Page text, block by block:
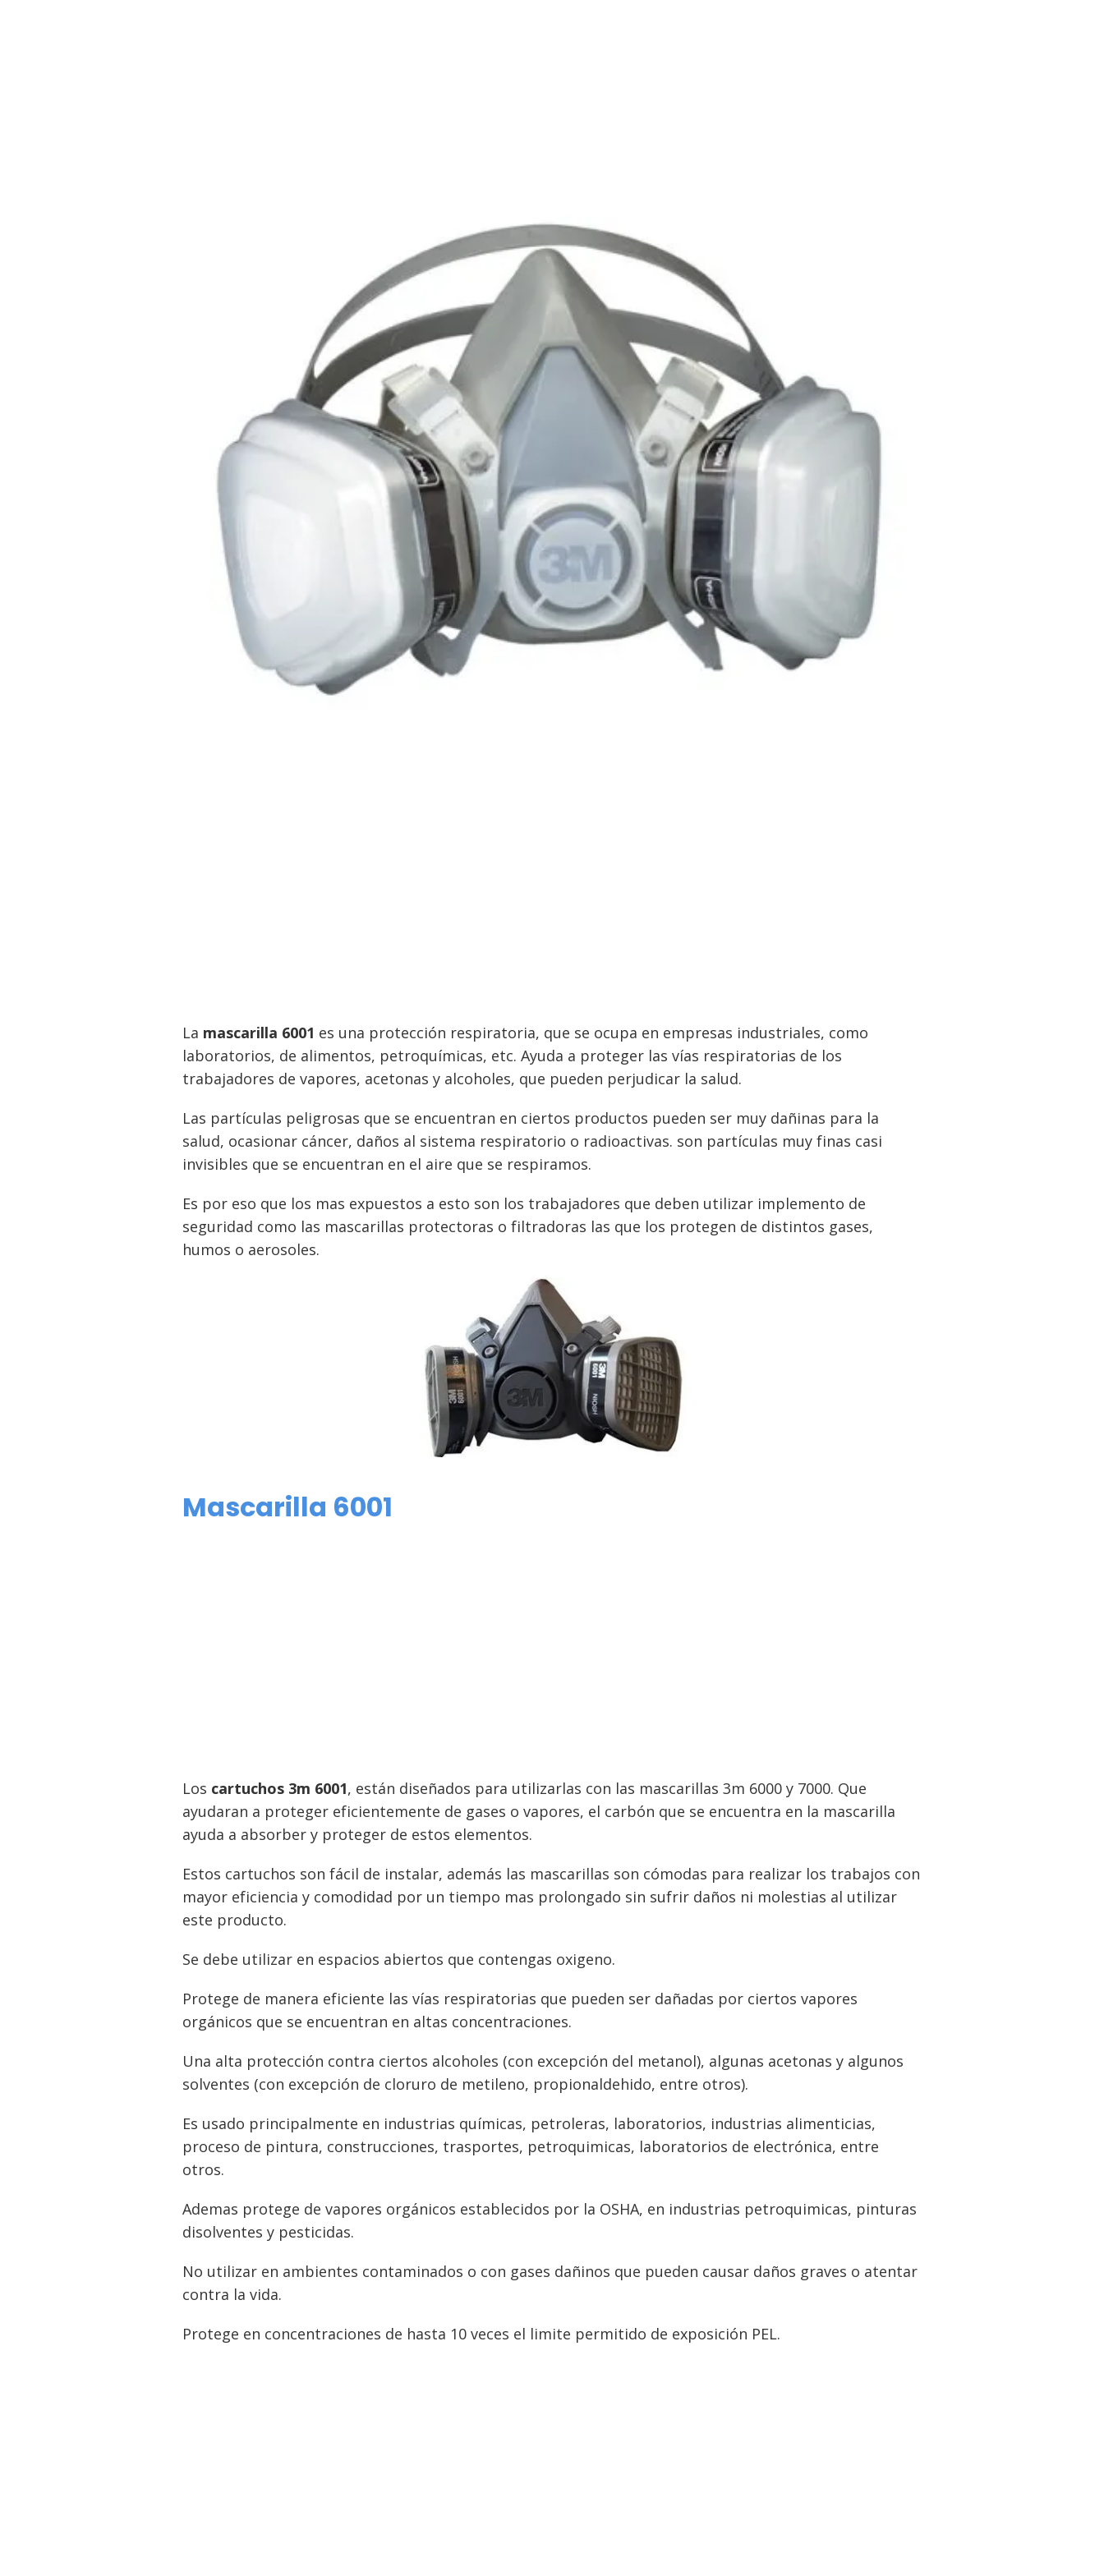
La mascarilla 6001 es una protección respiratoria, que se ocupa en empresas industriales, como
laboratorios, de alimentos, petroquímicas, etc. Ayuda a proteger las vías respiratorias de los
trabajadores de vapores, acetonas y alcoholes, que pueden perjudicar la salud.
Las partículas peligrosas que se encuentran en ciertos productos pueden ser muy dañinas para la
salud, ocasionar cáncer, daños al sistema respiratorio o radioactivas. son partículas muy finas casi
invisibles que se encuentran en el aire que se respiramos.
Es por eso que los mas expuestos a esto son los trabajadores que deben utilizar implemento de
seguridad como las mascarillas protectoras o filtradoras las que los protegen de distintos gases,
humos o aerosoles.
Mascarilla 6001
Los cartuchos 3m 6001, están diseñados para utilizarlas con las mascarillas 3m 6000 y 7000. Que
ayudaran a proteger eficientemente de gases o vapores, el carbón que se encuentra en la mascarilla
ayuda a absorber y proteger de estos elementos.
Estos cartuchos son fácil de instalar, además las mascarillas son cómodas para realizar los trabajos con
mayor eficiencia y comodidad por un tiempo mas prolongado sin sufrir daños ni molestias al utilizar
este producto.
Se debe utilizar en espacios abiertos que contengas oxigeno.
Protege de manera eficiente las vías respiratorias que pueden ser dañadas por ciertos vapores
orgánicos que se encuentran en altas concentraciones.
Una alta protección contra ciertos alcoholes (con excepción del metanol), algunas acetonas y algunos
solventes (con excepción de cloruro de metileno, propionaldehido, entre otros).
Es usado principalmente en industrias químicas, petroleras, laboratorios, industrias alimenticias,
proceso de pintura, construcciones, trasportes, petroquimicas, laboratorios de electrónica, entre
otros.
Ademas protege de vapores orgánicos establecidos por la OSHA, en industrias petroquimicas, pinturas
disolventes y pesticidas.
No utilizar en ambientes contaminados o con gases dañinos que pueden causar daños graves o atentar
contra la vida.
Protege en concentraciones de hasta 10 veces el limite permitido de exposición PEL.